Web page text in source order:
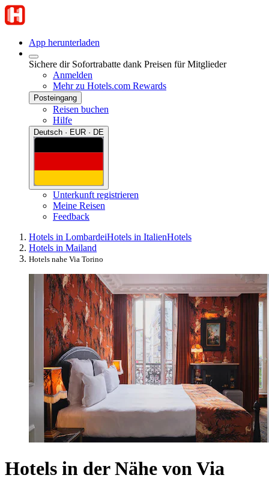
App herunterladen
Sichere dir Sofortrabatte dank Preisen für Mitglieder
Anmelden
Mehr zu Hotels.com Rewards
Posteingang
Reisen buchen
Hilfe
Deutsch · EUR · DE
Unterkunft registrieren
Meine Reisen
Feedback
Hotels in LombardeiHotels in ItalienHotels
Hotels in Mailand
Hotels nahe Via Torino
Hotels in der Nähe von Via